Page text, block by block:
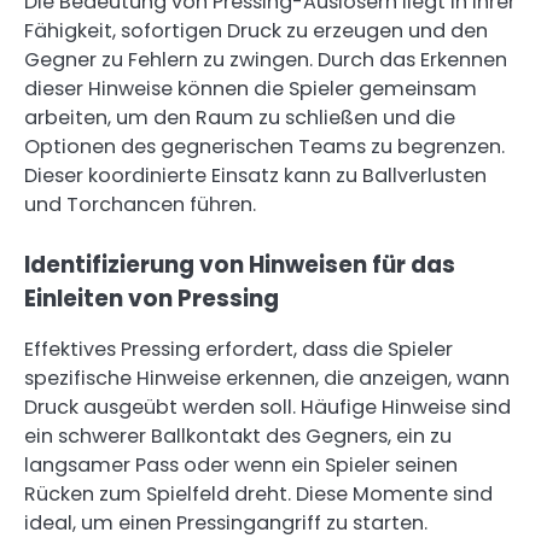
Fähigkeit, sofortigen Druck zu erzeugen und den
Gegner zu Fehlern zu zwingen. Durch das Erkennen
dieser Hinweise können die Spieler gemeinsam
arbeiten, um den Raum zu schließen und die
Optionen des gegnerischen Teams zu begrenzen.
Dieser koordinierte Einsatz kann zu Ballverlusten
und Torchancen führen.
Identifizierung von Hinweisen für das
Einleiten von Pressing
Effektives Pressing erfordert, dass die Spieler
spezifische Hinweise erkennen, die anzeigen, wann
Druck ausgeübt werden soll. Häufige Hinweise sind
ein schwerer Ballkontakt des Gegners, ein zu
langsamer Pass oder wenn ein Spieler seinen
Rücken zum Spielfeld dreht. Diese Momente sind
ideal, um einen Pressingangriff zu starten.